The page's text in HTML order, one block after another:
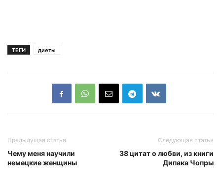
ТЕГИ диеты
Предыдущая статья
Чему меня научили
немецкие женщины
Следующая статья
38 цитат о любви, из книги
Дипака Чопры